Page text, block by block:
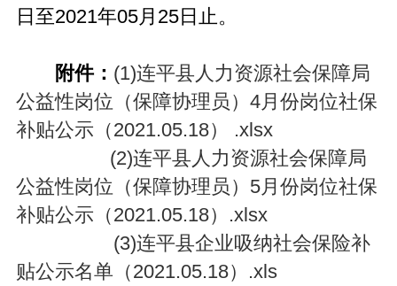
日至2021年05月25日止。
附件： (1)连平县人力资源社会保障局
公益性岗位（保障协理员）4月份岗位社保
补贴公示（2021.05.18） .xlsx
(2)连平县人力资源社会保障局
公益性岗位（保障协理员）5月份岗位社保
补贴公示（2021.05.18）.xlsx
(3)连平县企业吸纳社会保险补
贴公示名单（2021.05.18）.xls